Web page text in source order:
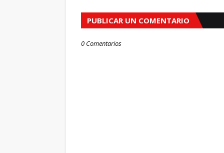
PUBLICAR UN COMENTARIO
0 Comentarios